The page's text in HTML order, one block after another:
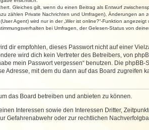
Gleiches gilt, wenn du einen Beitrag als Entwurf
Private Nachrichten und Umfragen), Änderungen an
Agent) wird nur in der „Wer ist online?“-Funktion
bei Umfragen, der Gelesen-Status von
dir empfohlen, dieses Passwort nicht auf einer
wird dich kein Vertreter des Betreibers, von
mein Passwort vergessen“ benutzen. Die
Adresse, mit dem du dann auf das Board zugreifen
das Board betreiben und anbieten zu können.
Interessen sowie den Interessen Dritter,
Gefahrenabwehr oder zur rechtlichen